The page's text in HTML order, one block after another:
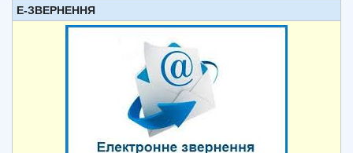
Е-ЗВЕРНЕННЯ